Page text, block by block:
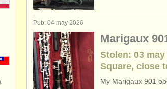
Pub: 04 may 2026
Marigaux
Stolen: 03
Square, close
My Marigaux 901